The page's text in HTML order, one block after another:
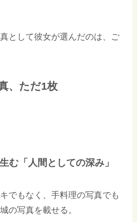
として彼女が選んだのは、ご
、ただ1枚
む「人間としての深み」
でもなく、手料理の写真でも
の写真を載せる。